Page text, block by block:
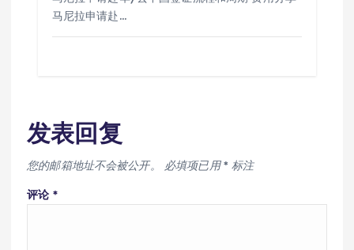
马尼拉申请赴…
发表回复
您的邮箱地址不会被公开。 必填项已用* 标注
评论 *